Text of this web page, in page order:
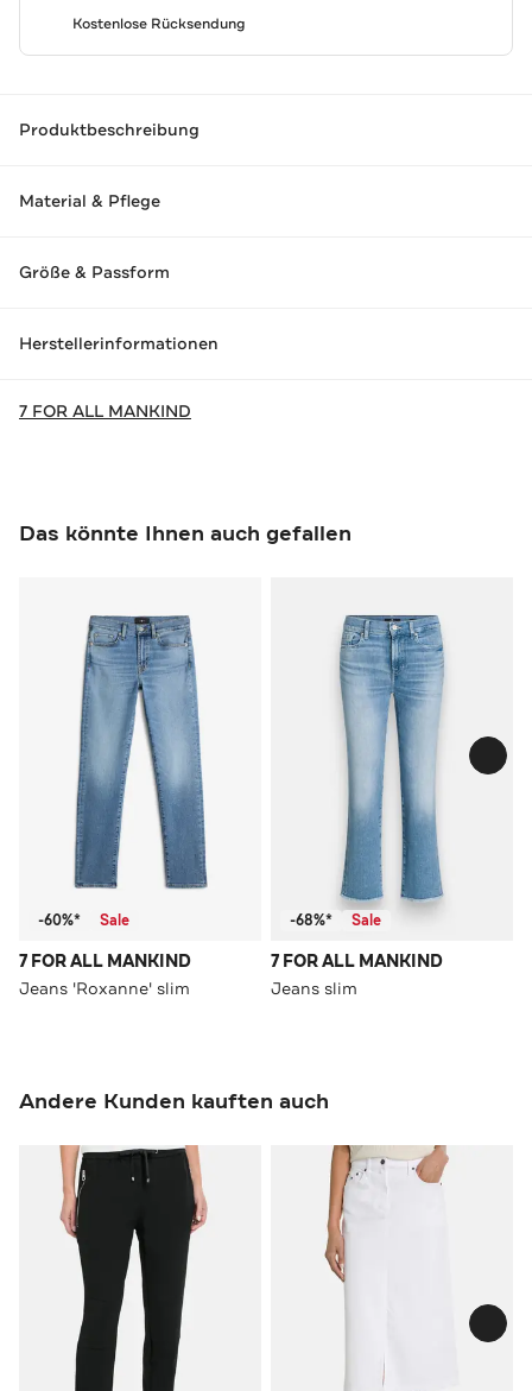
Kostenlose Rücksendung
Produktbeschreibung
Material & Pflege
Größe & Passform
Herstellerinformationen
7 FOR ALL MANKIND
Das könnte Ihnen auch gefallen
-60%* Sale
7 FOR ALL MANKIND
Jeans 'Roxanne' slim
-68%* Sale
7 FOR ALL MANKIND
Jeans slim
Andere Kunden kauften auch